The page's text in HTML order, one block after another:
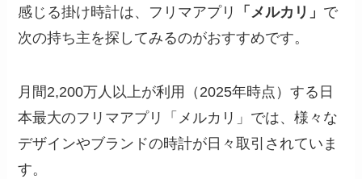
感じる掛け時計は、フリマアプリ
「メルカリ」 で
次の持ち主を探してみるのがおすすめです。
月間2,200万人以上が利用（2025年時点）する日
本最大のフリマアプリ「メルカリ」では、様々な
デザインやブランドの時計が日々取引されていま
す。